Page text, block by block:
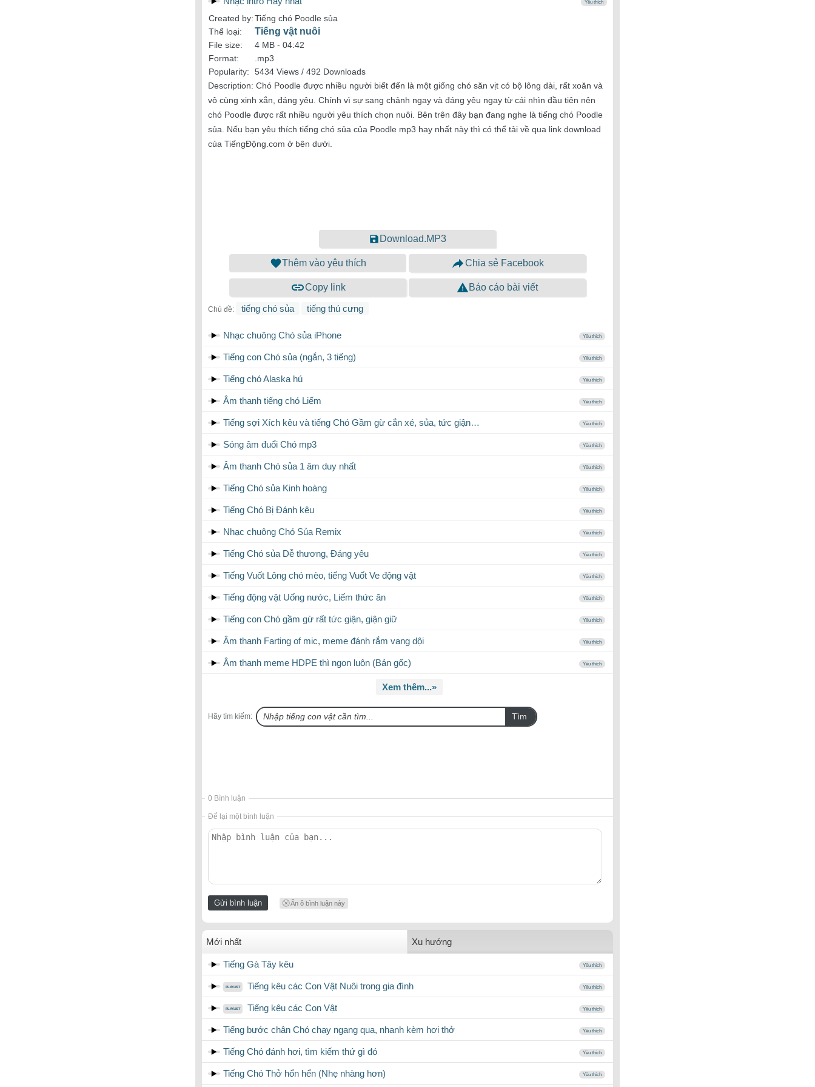
Yêu thích
Created by:Tiếng chó Poodle sủa
Thể loại:
Tiếng vật nuôi
File size: 4 MB - 04:42
Format:
.mp3
Popularity:
5434 Views / 492 Downloads
Description: Chó Poodle được nhiều người biết đến là một giống chó săn vịt có bộ lông dài, rất xoăn và
vô cùng xinh xắn, đáng yêu. Chính vì sự sang chảnh ngay và đáng yêu ngay từ cái nhìn đầu tiên nên
chó Poodle được rất nhiều người yêu thích chọn nuôi. Bên trên đây bạn đang nghe là tiếng chó Poodle
sủa. Nếu bạn yêu thích tiếng chó sủa của Poodle mp3 hay nhất này thì có thể tải về qua link download
của TiếngĐộng.com ở bên dưới.
Download.MP3
Thêm vào yêu thích Chia sẻ Facebook
Copy link Báo cáo bài viết
Chủ đề: tiếng chó sủa tiếng thú cưng
Nhạc chuông Chó sủa iPhone Yêu thích
Tiếng con Chó sủa (ngắn, 3 tiếng) Yêu thích
Tiếng chó Alaska hú Yêu thích
Âm thanh tiếng chó Liếm Yêu thích
Tiếng sợi Xích kêu và tiếng Chó Gầm gừ cắn xé, sủa, tức giận… Yêu thích
Sóng âm đuổi Chó mp3 Yêu thích
Âm thanh Chó sủa 1 âm duy nhất Yêu thích
Tiếng Chó sủa Kinh hoàng Yêu thích
Tiếng Chó Bị Đánh kêu Yêu thích
Nhạc chuông Chó Sủa Remix Yêu thích
Tiếng Chó sủa Dễ thương, Đáng yêu Yêu thích
Tiếng Vuốt Lông chó mèo, tiếng Vuốt Ve động vật Yêu thích
Tiếng động vật Uống nước, Liếm thức ăn Yêu thích
Tiếng con Chó gầm gừ rất tức giận, giận giữ Yêu thích
Âm thanh Farting of mic, meme đánh rắm vang dội Yêu thích
Âm thanh meme HDPE thì ngon luôn (Bản gốc) Yêu thích
Xem thêm...»
Hãy tìm kiếm: Tìm
0 Bình luận
Để lại một bình luận
Ẩn ô bình luận này
Mới nhất Xu hướng
Tiếng Gà Tây kêu Yêu thích
Tiếng kêu các Con Vật Nuôi trong gia đình Yêu thích
Tiếng kêu các Con Vật Yêu thích
Tiếng bước chân Chó chạy ngang qua, nhanh kèm hơi thở Yêu thích
Tiếng Chó đánh hơi, tìm kiếm thứ gì đó Yêu thích
Tiếng Chó Thở hổn hển (Nhẹ nhàng hơn) Yêu thích